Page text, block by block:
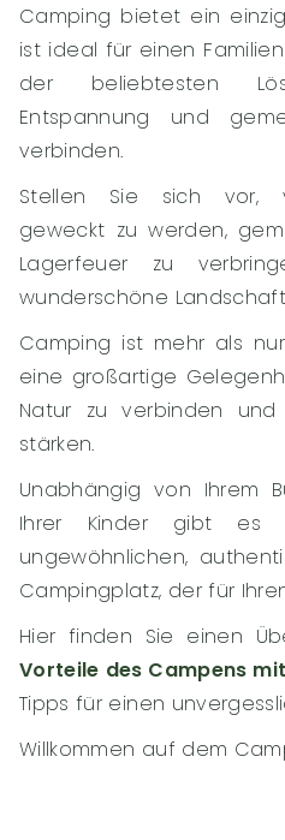
Camping bietet ein
ist ideal für einen
der beliebtesten
Entspannung und
verbinden.
Stellen Sie sich vor,
geweckt zu werden,
Lagerfeuer zu
wunderschöne
Camping ist mehr als
eine großartige
Natur zu verbinden
stärken.
Unabhängig von Ihrem
Ihrer Kinder gibt es
ungewöhnlichen,
Campingplatz, der für
Hier finden Sie einen
Vorteile des Campens
Tipps für einen
Willkommen auf dem